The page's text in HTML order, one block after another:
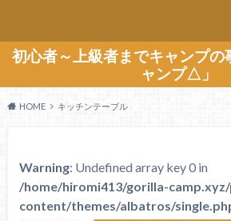
初心者～上級者までキャンプの
ャンプ△」
HOME キッチンテーブル
Warning: Undefined array key 0 in
/home/hiromi413/gorilla-
content/themes/albatros/